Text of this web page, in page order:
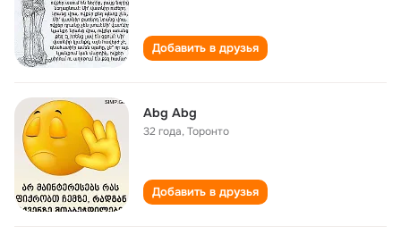
Добавить в друзья
Abg Abg
32 года,Торонто
Добавить в друзья